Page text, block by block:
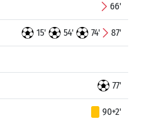
66'
15' 54' 74' 87'
77'
90+2'